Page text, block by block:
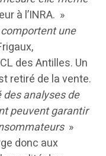
à l’INRA. »
une
des Antilles. Un
retiré de la vente.
analyses de
peuvent garantir
»
donc aux